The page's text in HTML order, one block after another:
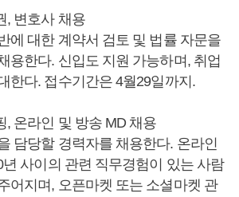
변호사 채용
에 대한 계약서 검토 및 법률 자문을
용한다. 신입도 지원 가능하며, 취업
한다. 접수기간은 4월29일까지.
온라인 및 방송 MD 채용
담당할 경력자를 채용한다. 온라인
사이의 관련 직무경험이 있는 사람
어지며, 오픈마켓 또는 소셜마켓 관